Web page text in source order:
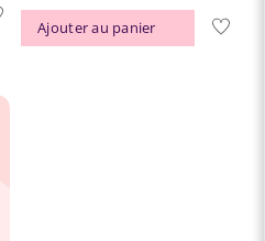
Ajouter au panier